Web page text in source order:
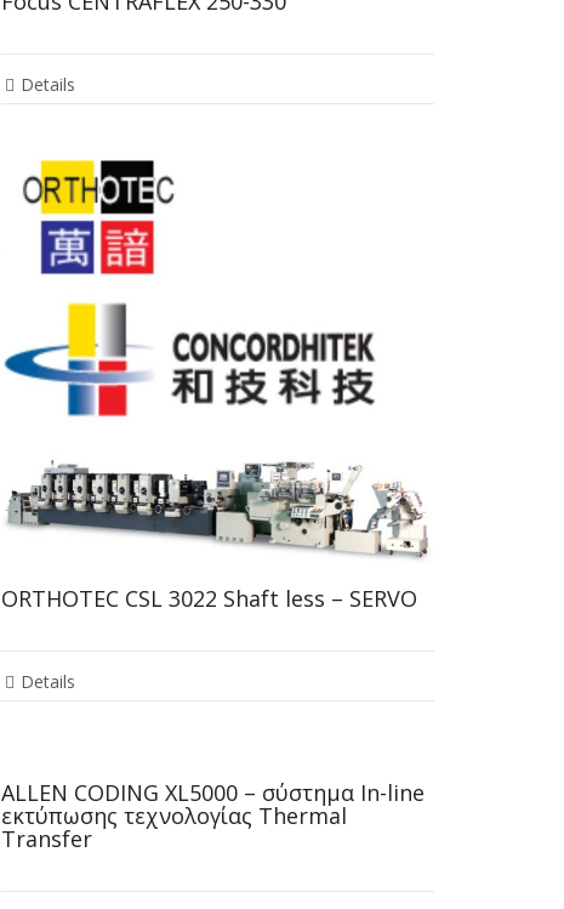
Details
ORTHOTEC CSL 3022 Shaft less – SERVO
Details
ALLEN CODING XL5000 – σύστημα In-line
εκτύπωσης τεχνολογίας Thermal
Transfer